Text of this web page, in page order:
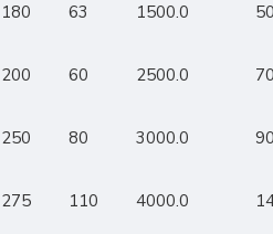
180 63 1500.0
200 60 2500.0
250 80 3000.0
275 110 4000.0